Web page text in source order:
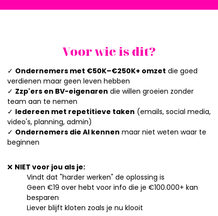
Voor wie is dit?
✓ Ondernemers met €50K–€250K+ omzet die goed
verdienen maar geen leven hebben
✓ Zzp'ers en BV-eigenaren die willen groeien zonder
team aan te nemen
✓ Iedereen met repetitieve taken (emails, social media,
video's, planning, admin)
✓ Ondernemers die AI kennen maar niet weten waar te
beginnen
❌ NIET voor jou als je:
Vindt dat "harder werken" de oplossing is
Geen €19 over hebt voor info die je €100.000+ kan
besparen
Liever blijft kloten zoals je nu klooit